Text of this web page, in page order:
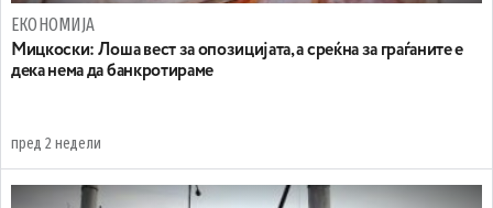
ЕКОНОМИЈА
Мицкоски: Лоша вест за опозицијата, а среќна за граѓаните е
дека нема да банкротираме
пред 2 недели